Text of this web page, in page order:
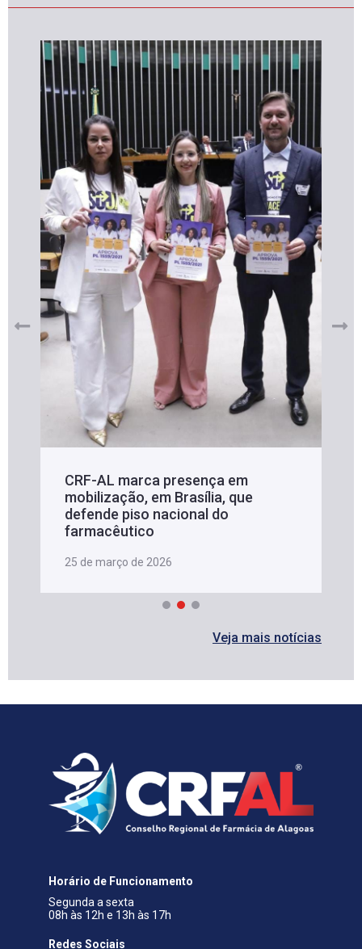
CRF-AL marca presença em
mobilização, em Brasília, que
defende piso nacional do
farmacêutico
25 de março de 2026
Veja mais notícias
Horário de Funcionamento
Segunda a sexta
08h às 12h e 13h às 17h
Redes Sociais​